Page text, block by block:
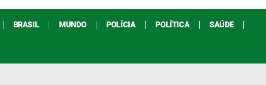
BRASIL MUNDO POLÍCIA POLÍTICA SAÚDE